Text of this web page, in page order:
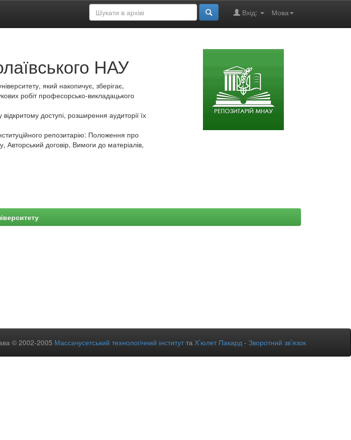
Мова
Вхід:
НАУ
який накопичує, зберігає,
робіт професорсько-викладацького
доступі, розширення аудиторії їх
репозитарію: Положення про
Авторський договір, Вимоги до матеріалів,
© 2002-2005 Массачусетський технологічний інститутта Х’юлет Пакард - Зворотний зв’язок